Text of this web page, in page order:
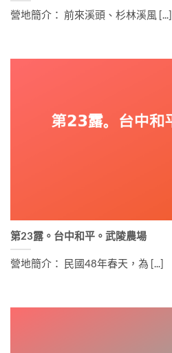
營地簡介： 前來溪頭、杉林溪風 [...]
第23露。台中和平。武陵農場
營地簡介： 民國48年春天，為 [...]